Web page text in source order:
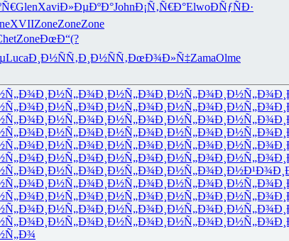
GlenXaviÐ»ÐµÐºÐ°JohnÐ¡Ñ‚Ñ€Ð°ElwoÐÑƒÑÐ·
XVIIZoneZoneZone
ZoneÐœÐ“(?
LucaÐ¸Ð½ÑÑ‚Ð¸Ð½ÑÑ‚ÐœÐ¾Ð»Ñ‡ZamaOlme
Ð¸Ð½Ñ„Ð¾Ð¸Ð½Ñ„Ð¾Ð¸Ð½Ñ„Ð¾Ð¸Ð½Ñ„Ð¾
Ð¸Ð½Ñ„Ð¾Ð¸Ð½Ñ„Ð¾Ð¸Ð½Ñ„Ð¾Ð¸Ð½Ñ„Ð¾
Ð¸Ð½Ñ„Ð¾Ð¸Ð½Ñ„Ð¾Ð¸Ð½Ñ„Ð¾Ð¸Ð½Ñ„Ð¾
Ð¸Ð½Ñ„Ð¾Ð¸Ð½Ñ„Ð¾Ð¸Ð½Ñ„Ð¾Ð¸Ð½Ñ„Ð¾
Ð¸Ð½Ñ„Ð¾Ð¸Ð½Ñ„Ð¾Ð¸Ð½Ñ„Ð¾Ð¸Ð½Ñ„Ð¾
Ð¸Ð½Ñ„Ð¾Ð¸Ð½Ñ„Ð¾Ð¸Ð½Ñ„Ð¾Ð¸Ð½Ñ„Ð¾
Ð¸Ð½Ñ„Ð¾Ð¸Ð½Ñ„Ð¾Ð¸Ð½Ñ„Ð¾Ð¸Ð½Ð¹Ð¾
Ð¸Ð½Ñ„Ð¾Ð¸Ð½Ñ„Ð¾Ð¸Ð½Ñ„Ð¾Ð¸Ð½Ñ„Ð¾
Ð¸Ð½Ñ„Ð¾Ð¸Ð½Ñ„Ð¾Ð¸Ð½Ñ„Ð¾Ð¸Ð½Ñ„Ð¾
Ð¸Ð½Ñ„Ð¾Ð¸Ð½Ñ„Ð¾Ð¸Ð½Ñ„Ð¾Ð¸Ð½Ñ„Ð¾
Ð¸Ð½Ñ„Ð¾Ð¸Ð½Ñ„Ð¾Ð¸Ð½Ñ„Ð¾Ð¸Ð½Ñ„Ð¾